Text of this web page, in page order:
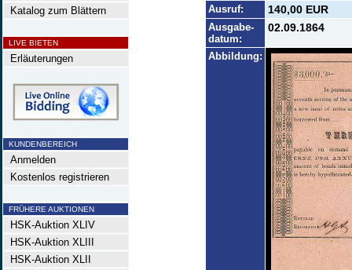
Katalog zum Blättern
LIVE BIETEN
Erläuterungen
KUNDENBEREICH
Anmelden
Kostenlos registrieren
FRÜHERE AUKTIONEN
HSK-Auktion XLIV
HSK-Auktion XLIII
HSK-Auktion XLII
Ausruf: 140,00 EUR
Ausgabe-
datum:
02.09.1864
Abbildung: